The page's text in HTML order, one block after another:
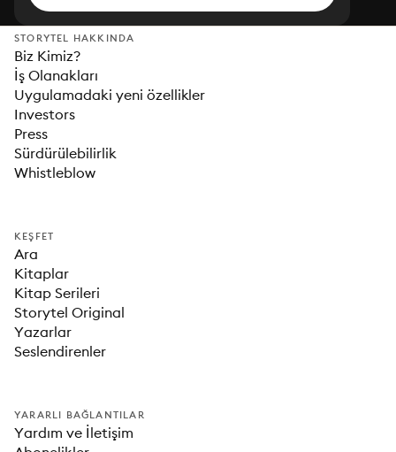
STORYTEL HAKKINDA
Biz Kimiz?
İş Olanakları
Uygulamadaki yeni özellikler
Investors
Press
Sürdürülebilirlik
Whistleblow
KEŞFET
Ara
Kitaplar
Kitap Serileri
Storytel Original
Yazarlar
Seslendirenler
YARARLI BAĞLANTILAR
Yardım ve İletişim